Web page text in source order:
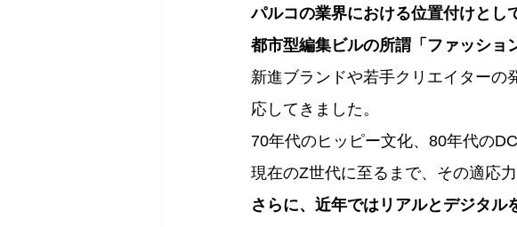
パルコの業界における位置付けとし
都市型編集ビルの所謂「ファッショ
新進ブランドや若手クリエイターの
応してきました。
70年代のヒッピー文化、80年代の
現在のZ世代に至るまで、その適応
さらに、近年ではリアルとデジタル